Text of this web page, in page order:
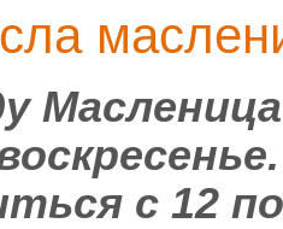
с 12